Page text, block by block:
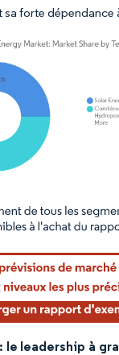
forte dépendance
La réutilisation nécessite
le leadership à